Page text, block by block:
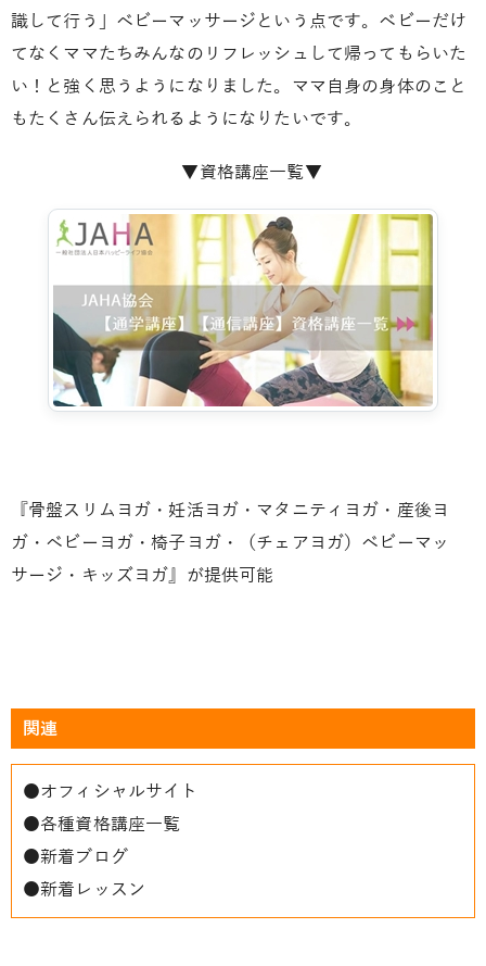
識して行う」ベビーマッサージという点です。ベビーだけ
てなくママたちみんなのリフレッシュして帰ってもらいた
い！と強く思うようになりました。ママ自身の身体のこと
もたくさん伝えられるようになりたいです。
▼資格講座一覧▼
『骨盤スリムヨガ・妊活ヨガ・マタニティヨガ・産後ヨ
ガ・ベビーヨガ・椅子ヨガ・（チェアヨガ）ベビーマッ
サージ・キッズヨガ』が提供可能
関連
●オフィシャルサイト
●各種資格講座一覧
●新着ブログ
●新着レッスン